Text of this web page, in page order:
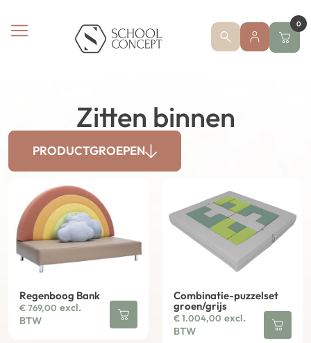
0
Zitten binnen
PRODUCTGROEPEN
Regenboog Bank
€769,00 excl.
BTW
Combinatie-puzzelset
groen/grijs
€1.004,00 excl.
BTW